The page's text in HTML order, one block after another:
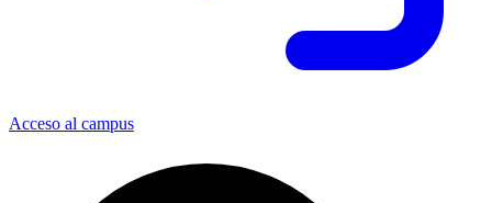
Acceso al campus